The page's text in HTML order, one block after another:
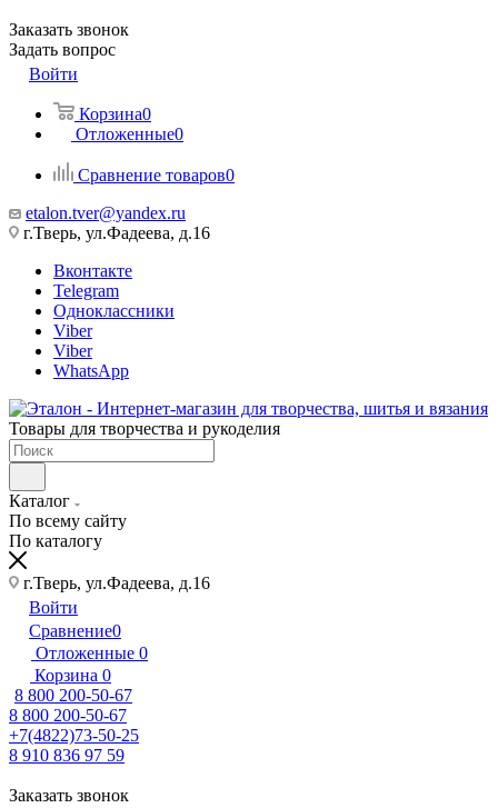
Заказать звонок
Задать вопрос
Войти
Корзина0
Отложенные0
Сравнение товаров0
etalon.tver@yandex.ru
г.Тверь, ул.Фадеева, д.16
Вконтакте
Telegram
Одноклассники
Viber
Viber
WhatsApp
Товары для творчества и рукоделия
Каталог
По всему сайту
По каталогу
г.Тверь, ул.Фадеева, д.16
Войти
Сравнение0
Отложенные 0
Корзина 0
8 800 200-50-67
8 800 200-50-67
+7(4822)73-50-25
8 910 836 97 59
Заказать звонок